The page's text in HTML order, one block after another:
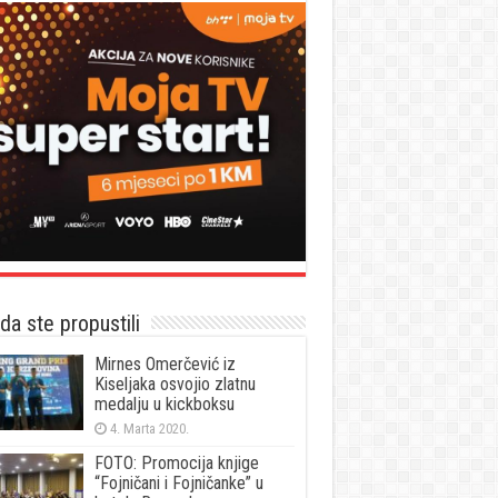
ste propustili
Mirnes Omerčević iz
Kiseljaka osvojio zlatnu
medalju u kickboksu
4. Marta 2020.
FOTO: Promocija knjige
“Fojničani i Fojničanke” u